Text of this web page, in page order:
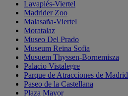
Lavapiés-Viertel
Madrider Zoo
Malasaña-Viertel
Moratalaz
Museo Del Prado
Museum Reina Sofia
Musuem Thyssen-Bornemisza
Palacio Vistalegre
Parque de Atracciones de Madrid
Paseo de la Castellana
Plaza Mayor